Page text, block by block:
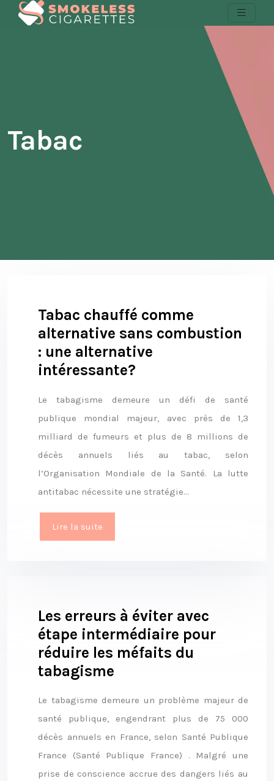
Tabac
Tabac chauffé comme
alternative sans combustion
: une alternative
intéressante?
Le tabagisme demeure un défi de santé
publique mondial majeur, avec près de 1,3
milliard de fumeurs et plus de 8 millions de
décès annuels liés au tabac, selon
l’Organisation Mondiale de la Santé. La lutte
antitabac nécessite une stratégie…
Lire la suite
Les erreurs à éviter avec
étape intermédiaire pour
réduire les méfaits du
tabagisme
Le tabagisme demeure un problème majeur de
santé publique, engendrant plus de 75 000
décès annuels en France, selon Santé Publique
France (Santé Publique France) . Malgré une
prise de conscience accrue des dangers liés au